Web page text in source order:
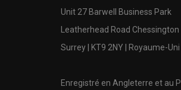
Unit 27 Barwell Business Park
Leatherhead Road Chessington
Surrey | KT9 2NY | Royaume-Uni
Enregistré en Angleterre et au